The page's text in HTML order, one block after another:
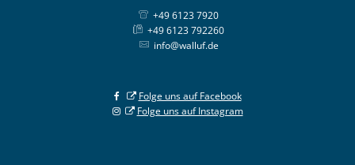
+49 6123 7920
+49 6123 792260
info@walluf.de
Folge uns auf Facebook
Folge uns auf Instagram